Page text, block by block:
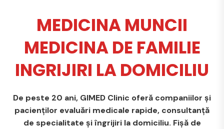
MEDICINA MUNCII
MEDICINA DE FAMILIE
INGRIJIRI LA DOMICILIU
De peste 20 ani, GIMED Clinic oferă companiilor și
pacienților evaluări medicale rapide, consultanță
de specialitate și îngrijiri la domiciliu. Fișă de